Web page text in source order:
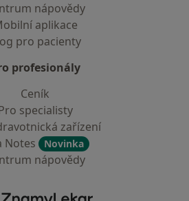
nápovědy
aplikace
pro pacienty
profesionály
Ceník
specialisty
zařízení
Notes
Novinka
nápovědy
ZnamyLekar - Hlavní stránka